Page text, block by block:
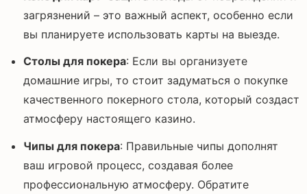
загрязнений – это важный аспект, особенно если
вы планируете использовать карты на выезде.
Столы для покера: Если вы организуете
домашние игры, то стоит задуматься о покупке
качественного покерного стола, который создаст
атмосферу настоящего казино.
Чипы для покера: Правильные чипы дополнят
ваш игровой процесс, создавая более
профессиональную атмосферу. Обратите